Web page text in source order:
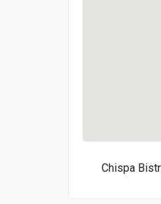
Chispa